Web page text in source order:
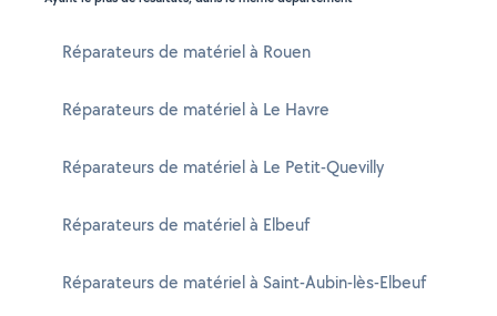
Réparateurs de matériel à Rouen
Réparateurs de matériel à Le Havre
Réparateurs de matériel à Le Petit-Quevilly
Réparateurs de matériel à Elbeuf
Réparateurs de matériel à Saint-Aubin-lès-Elbeuf